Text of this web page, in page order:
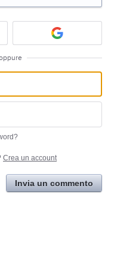
Crea un account
Invia un commento